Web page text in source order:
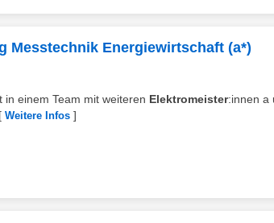
Messtechnik Energiewirtschaft (a*)
in einem Team mit weiteren Elektromeister:innen a
[ Weitere Infos ]